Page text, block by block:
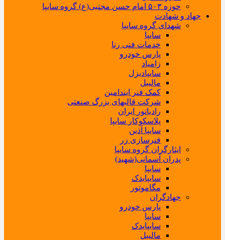
حوزه ۵۰۳ امام حسن مجتبی(ع) گروه سایپا
جهاد و شهادت
شهدای گروه سایپا
سایپا
خدمات فنی رنا
پارس خودرو
زامیاد
سایپادیزل
مالیبل
کمک فنر ایندامین
شرکت قالبهای بزرگ صنعتی
رادیاتور ایران
پلاسکوکار سایپا
سایپا آذین
فنرسازی زر
ایثارگران گروه سایپا
پدران آسمانی(شهید)
سایپا
سایپایدک
مگاموتور
جهادگران
پارس خودرو
سایپا
سایپایدک
مالیبل